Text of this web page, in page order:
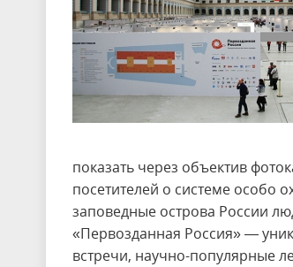
показать через объектив
посетителей о системе особо
заповедные острова России
«Первозданная Россия» —
встречи, научно-популярные